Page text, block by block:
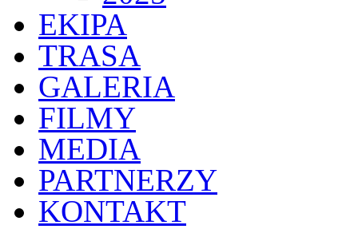
EKIPA
TRASA
GALERIA
FILMY
MEDIA
PARTNERZY
KONTAKT